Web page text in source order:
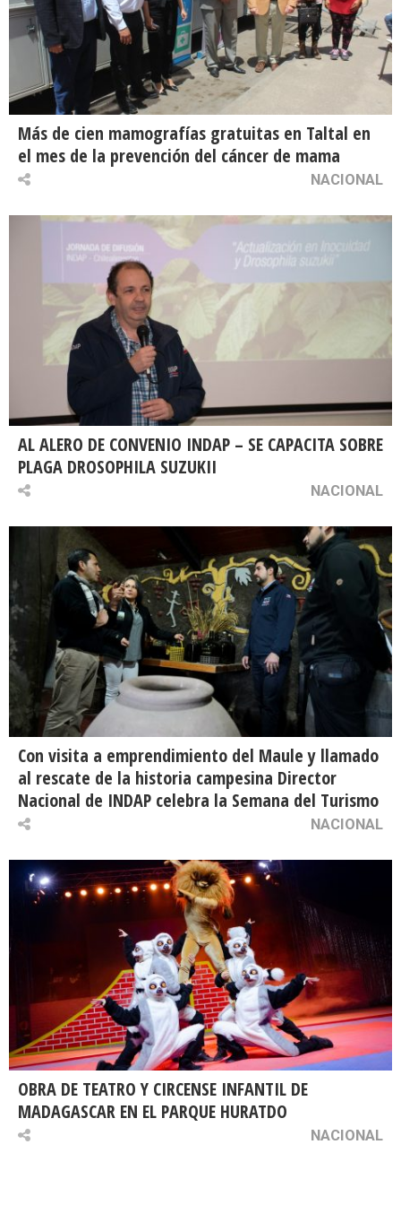
Más de cien mamografías gratuitas en Taltal en
el mes de la prevención del cáncer de mama
NACIONAL
AL ALERO DE CONVENIO INDAP – SE CAPACITA SOBRE
PLAGA DROSOPHILA SUZUKII
NACIONAL
Con visita a emprendimiento del Maule y llamado
al rescate de la historia campesina Director
Nacional de INDAP celebra la Semana del Turismo
NACIONAL
OBRA DE TEATRO Y CIRCENSE INFANTIL DE
MADAGASCAR EN EL PARQUE HURATDO
NACIONAL